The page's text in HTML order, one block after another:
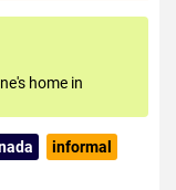
home in
informal